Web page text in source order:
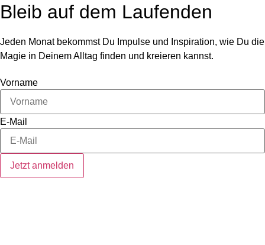
Bleib auf dem Laufenden
Jeden Monat bekommst Du Impulse und Inspiration, wie Du die
Magie in Deinem Alltag finden und kreieren kannst.
Vorname
E-Mail
Jetzt anmelden